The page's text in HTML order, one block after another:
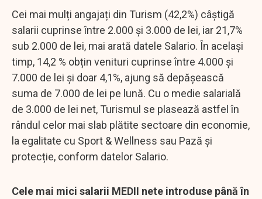
Cei mai mulți angajați din Turism (42,2%) câștigă
salarii cuprinse între 2.000 și 3.000 de lei, iar 21,7%
sub 2.000 de lei, mai arată datele Salario. În același
timp, 14,2 % obțin venituri cuprinse între 4.000 și
7.000 de lei și doar 4,1%, ajung să depășească
suma de 7.000 de lei pe lună. Cu o medie salarială
de 3.000 de lei net, Turismul se plasează astfel în
rândul celor mai slab plătite sectoare din economie,
la egalitate cu Sport & Wellness sau Pază și
protecție, conform datelor Salario.
Cele mai mici salarii MEDII nete introduse până în